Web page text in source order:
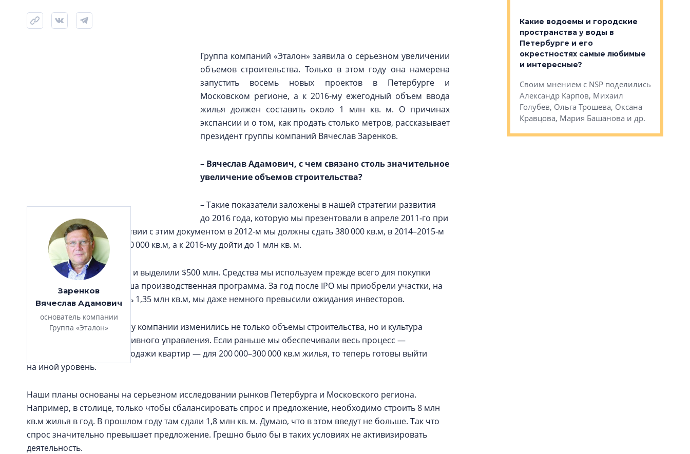
Заренков
Вячеслав Адамович
основатель компании
Группа «Эталон»
Группа компаний «Эталон» заявила о серьезном увеличении
объемов строительства. Только в этом году она намерена
запустить восемь новых проектов в Петербурге и
Московском регионе, а к 2016‑му ежегодный объем ввода
жилья должен составить около 1 млн кв. м. О причинах
экспансии и о том, как продать столько метров, рассказывает
президент группы компаний Вячеслав Заренков.
– Вячеслав Адамович, с чем связано столь значительное
увеличение объемов строительства?
– Такие показатели заложены в нашей стратегии развития
до 2016 года, которую мы презентовали в апреле 2011‑го при
выходе на IPO. В соответствии с этим документом в 2012‑м мы должны сдать 380 000 кв.м, в 2014–2015‑м
достичь ввода 800 000–830 000 кв.м, а к 2016‑му дойти до 1 млн кв. м.
Инвесторы нам поверили и выделили $500 млн. Средства мы используем прежде всего для покупки
земли. Теперь это уже наша производственная программа. За год после IPO мы приобрели участки, на
которых можно построить 1,35 млн кв.м, мы даже немного превысили ожидания инвесторов.
В последние два-три года у компании изменились не только объемы строительства, но и культура
корпоративного и оперативного управления. Если раньше мы обеспечивали весь процесс —
от получения пятна до продажи квартир — для 200 000–300 000 кв.м жилья, то теперь готовы выйти
на иной уровень.
Наши планы основаны на серьезном исследовании рынков Петербурга и Московского региона.
Например, в столице, только чтобы сбалансировать спрос и предложение, необходимо строить 8 млн
кв.м жилья в год. В прошлом году там сдали 1,8 млн кв. м. Думаю, что в этом введут не больше. Так что
спрос значительно превышает предложение. Грешно было бы в таких условиях не активизировать
деятельность.
Своим мнением с NSP поделились
Валентина Калинина, Анжелика
Альшаева, Александр
Свинолобов, Александр Кравцов,
Кирилл Кудинов и др.
Какие водоемы и городские
пространства у воды в
Петербурге и его
окрестностях самые любимые
и интересные?
Своим мнением с NSP поделились
Александр Карпов, Михаил
Голубев, Ольга Трошева, Оксана
Кравцова, Мария Башанова и др.